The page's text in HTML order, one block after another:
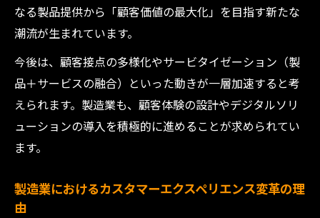
製造業の準備
顧客体験を向上させる製造業の最新手法を徹底
製造業で活用できるカスタマーエクスペリ
エンス最新手法
顧客体験向上のための製造業独自のアプロ
ス例の紹介
なる製品提供から「顧客価値の最大化」を目指す新たな
潮流が生まれています。
今後は、顧客接点の多様化やサービタイゼーション（製
品＋サービスの融合）といった動きが一層加速すると考
えられます。製造業も、顧客体験の設計やデジタルソリ
ューションの導入を積極的に進めることが求められてい
ます。
製造業におけるカスタマーエクスペリエンス変革の理
由